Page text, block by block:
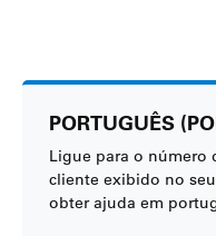
PORTUGUÊS
Ligue para o número
cliente exibido no
obter ajuda em